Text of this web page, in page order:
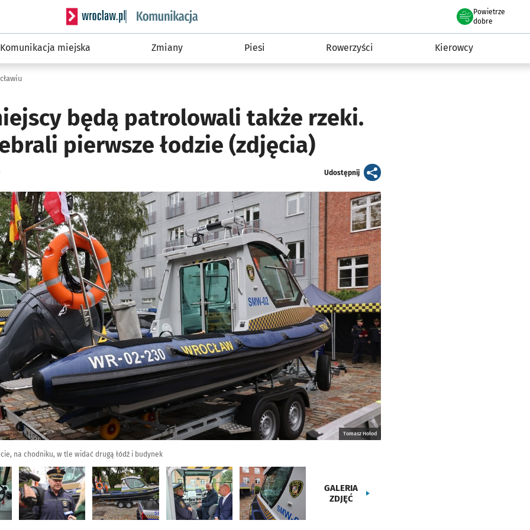
Serwis informacyjny wroclaw.pl podserwis: Komunikacja
Powietrze
we Wrocławiu
dobre
Komunikacja miejska Zmiany Piesi Rowerzyści Kierowcy
będą patrolowali także rzeki.
pierwsze łodzie (zdjęcia)
Udostępnijartykuł
Tomasz Hołod
na chodniku, w tle widać drugą łódź i budynek
GALERIA
ZDJĘĆ